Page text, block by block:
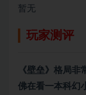
暂无
玩家测评
《壁垒》格局
佛在看一本科幻